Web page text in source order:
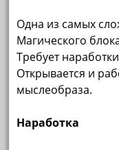
Одна из самых
Магического
Требует
Открывается и
мыслеобраза.
Наработка